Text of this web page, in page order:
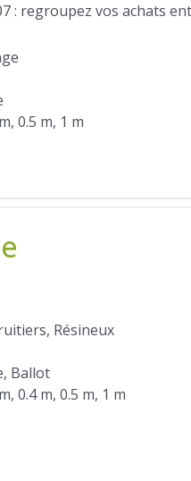
: regroupez vos achats
0.5 m, 1 m
Résineux
Ballot
0.4 m, 0.5 m, 1 m